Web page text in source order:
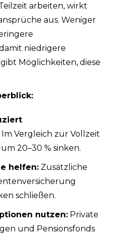
arbeiten, wirkt
aus. Weniger
niedrigere
Möglichkeiten, diese
Im Vergleich zur Vollzeit
20–30 % sinken.
helfen: Zusätzliche
schließen.
nutzen: Private
und Pensionsfonds